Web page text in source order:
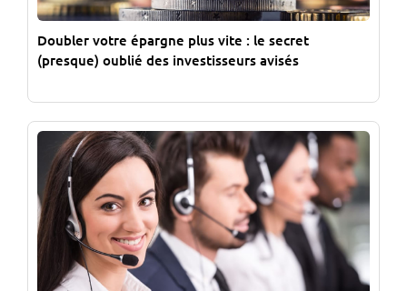
Doubler votre épargne plus vite : le secret
(presque) oublié des investisseurs avisés